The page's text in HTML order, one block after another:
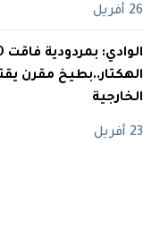
26 أفريل
الهكتار..بطيخ مقرن
الخارجية
23 أفريل